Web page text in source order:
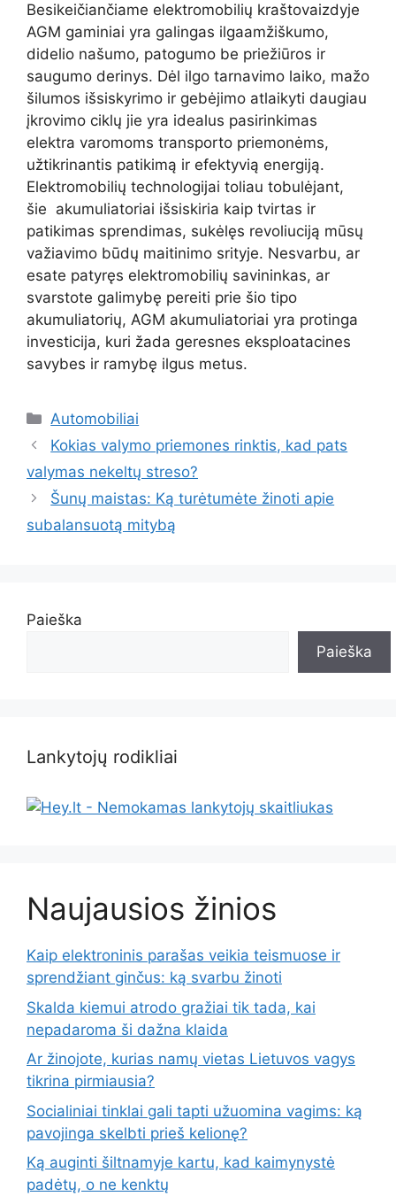
Besikeičiančiame elektromobilių kraštovaizdyje
AGM gaminiai yra galingas ilgaamžiškumo,
didelio našumo, patogumo be priežiūros ir
saugumo derinys. Dėl ilgo tarnavimo laiko, mažo
šilumos išsiskyrimo ir gebėjimo atlaikyti daugiau
įkrovimo ciklų jie yra idealus pasirinkimas
elektra varomoms transporto priemonėms,
užtikrinantis patikimą ir efektyvią energiją.
Elektromobilių technologijai toliau tobulėjant,
šie akumuliatoriai išsiskiria kaip tvirtas ir
patikimas sprendimas, sukėlęs revoliuciją mūsų
važiavimo būdų maitinimo srityje. Nesvarbu, ar
esate patyręs elektromobilių savininkas, ar
svarstote galimybę pereiti prie šio tipo
akumuliatorių, AGM akumuliatoriai yra protinga
investicija, kuri žada geresnes eksploatacines
savybes ir ramybę ilgus metus.
Kategorijos
Automobiliai
Kokias valymo priemones rinktis, kad pats
valymas nekeltų streso?
Šunų maistas: Ką turėtumėte žinoti apie
subalansuotą mitybą
Paieška
Paieška
Lankytojų rodikliai
Naujausios žinios
Kaip elektroninis parašas veikia teismuose ir
sprendžiant ginčus: ką svarbu žinoti
Skalda kiemui atrodo gražiai tik tada, kai
nepadaroma ši dažna klaida
Ar žinojote, kurias namų vietas Lietuvos vagys
tikrina pirmiausia?
Socialiniai tinklai gali tapti užuomina vagims: ką
pavojinga skelbti prieš kelionę?
Ką auginti šiltnamyje kartu, kad kaimynystė
padėtų, o ne kenktų